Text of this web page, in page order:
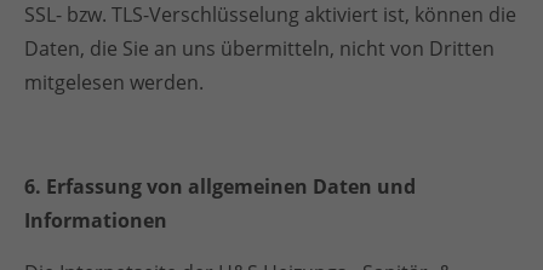
SSL- bzw. TLS-Verschlüsselung aktiviert ist, können die
Daten, die Sie an uns übermitteln, nicht von Dritten
mitgelesen werden.
6. Erfassung von allgemeinen Daten und
Informationen